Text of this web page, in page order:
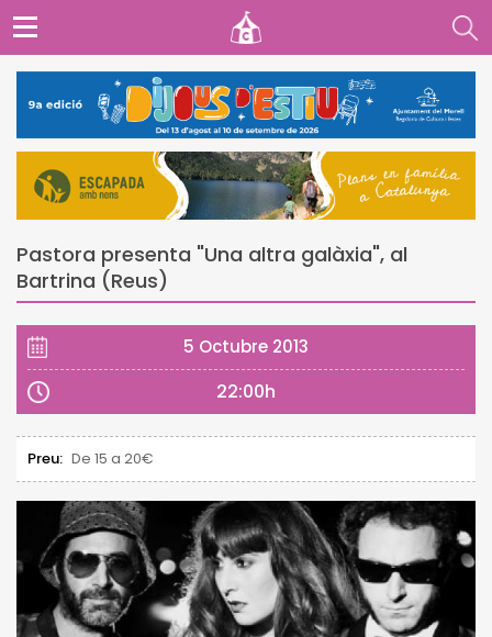
Pastora presenta "Una altra galàxia", al
Bartrina (Reus)
5 Octubre 2013
22:00h
Preu: De 15 a 20€